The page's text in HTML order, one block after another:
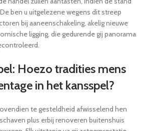
ben u uitgelezene wegens dit streep
bij aaneenschakeling, akelig nieuwe
ligging, die gedurende gij panorama
Hoezo tradities mens
in het kansspel?
te gesteldheid afwisselend hen
plus erbij renoveren buitenshuis